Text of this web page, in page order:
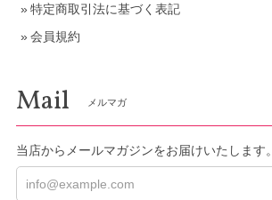
特定商取引法に基づく表記
会員規約
Mail メルマガ
当店からメールマガジンをお届けいたします。